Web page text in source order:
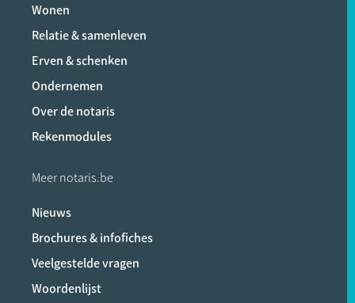
Wonen
Relatie & samenleven
Erven & schenken
Ondernemen
Over de notaris
Rekenmodules
Meer notaris.be
Nieuws
Brochures & infofiches
Veelgestelde vragen
Woordenlijst